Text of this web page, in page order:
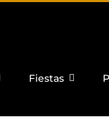
Fiestas